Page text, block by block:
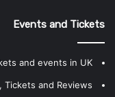
Events and Tickets
and events in UK
Tickets and Reviews